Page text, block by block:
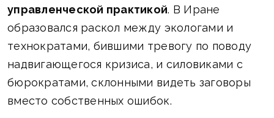
управленческой практикой. В Иране
образовался раскол между экологами и
технократами, бившими тревогу по поводу
надвигающегося кризиса, и силовиками с
бюрократами, склонными видеть заговоры
вместо собственных ошибок.